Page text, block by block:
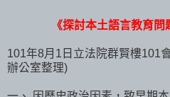
《探討本土語言教育
101年8月1日立法院群賢樓101
辦公室整理)